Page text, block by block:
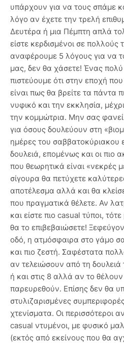
υπάρχουν για να τους σπάμε
λόγο αν έχετε την τρελή
Δευτέρα ή μια Πέμπτη απλά
είστε κερδισμένοι σε πολλούς
αναφέρουμε 5 λόγους για να
μας, δεν θα χάσετε! Ένας
πιστεύουμε ότι στην εποχή
είναι πως θα βρείτε τα πάντα
νυφικό και την εκκλησία,
την κομμώτρια. Μην σας
για όσους δουλεύουν στη
ημέρες του σαββατοκύριακου
δουλειά, επομένως και οι πιο
που θεωρητικά είναι «νεκρές
σίγουρα θα πετύχετε
αποτέλεσμα αλλά και θα
που πραγματικά θέλετε. Αν
και είστε πιο casual τύποι,
θα το επιβεβαιώσετε!
οδό, η ατμόσφαιρα στο γάμο
και πιο ζεστή. Σαφέστατα
αν τελειώσουν από τη δουλειά
ή και στις 8 αλλά αν το
παρευρεθούν. Επίσης δεν θα
στυλιζαρισμένες
χτενίσματα. Οι περισσότεροι
casual ντυμένοι, με φυσικό
(εκτός από εκείνους που θα